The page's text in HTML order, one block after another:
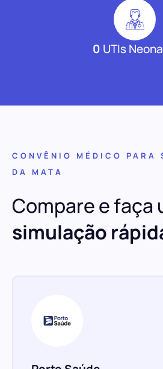
0 UTIs
CONVÊNIO MÉDICO PARA
DA MATA
Compare e faça
simulação